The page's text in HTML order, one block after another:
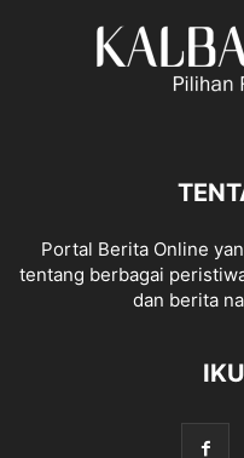
Portal Berita Online
tentang berbagai
dan berita